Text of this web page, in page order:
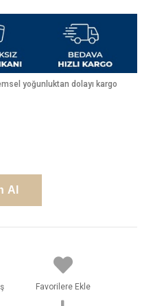
yoğunluktan dolayı kargo
Favorilere Ekle